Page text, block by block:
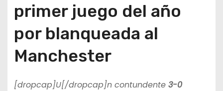
primer juego del año
por blanqueada al
Manchester
[dropcap]U[/dropcap]n contundente3-0